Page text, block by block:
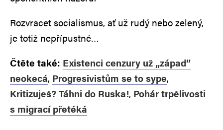
Rozvracet socialismus, ať už rudý nebo zelený,
je totiž nepřípustné…
Čtěte také: Existenci cenzury už „západ“
neokecá, Progresivistům se to sype,
Kritizuješ? Táhni do Ruska!, Pohár trpělivosti
s migrací přetéká